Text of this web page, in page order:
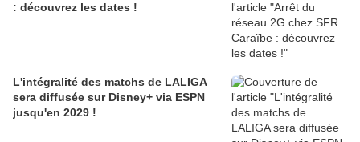
: découvrez les dates !
L'intégralité des matchs de LALIGA
sera diffusée sur Disney+ via ESPN
jusqu'en 2029 !